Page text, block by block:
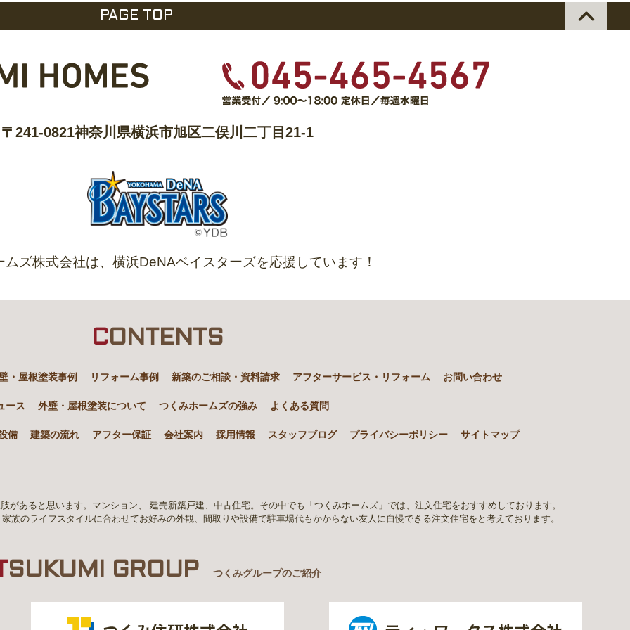
PAGE TOP
〒241-0821神奈川県横浜市旭区二俣川二丁目21-1
ズ株式会社は、 横浜DeNAベイスターズを応援しています！
CONTENTS
・屋根塗装事例 リフォーム事例 新築のご相談・資料請求 アフターサービス・リフォーム お問い合わせ
ース 外壁・屋根塗装について つくみホームズの強み よくある質問
備 建築の流れ アフター保証 会社案内 採用情報 スタッフブログ プライバシーポリシー サイトマップ
があると思います。マンション、 建売新築戸建、中古住宅。その中でも「つくみホームズ」では、注文住宅をおすすめしております。
族のライフスタイルに合わせてお好みの外観、間取りや設備で駐車場代もかからない友人に自慢できる注文住宅をと考えております。
SUKUMI GROUP つくみグループのご紹介